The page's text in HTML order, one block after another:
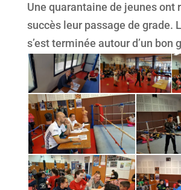
Une quarantaine de jeunes ont
succès leur passage de grade.
s’est terminée autour d’un bon